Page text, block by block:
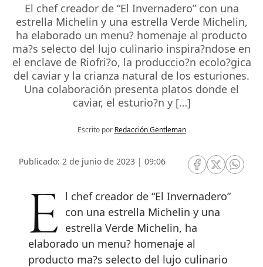
El chef creador de “El Invernadero” con una
estrella Michelin y una estrella Verde Michelin,
ha elaborado un menu? homenaje al producto
ma?s selecto del lujo culinario inspira?ndose en
el enclave de Riofri?o, la produccio?n ecolo?gica
del caviar y la crianza natural de los esturiones.
Una colaboración presenta platos donde el
caviar, el esturio?n y […]
Escrito por Redacción Gentleman
Publicado: 2 de junio de 2023 | 09:06
RRSS Facebook
RRSSRRSS
El chef creador de “El Invernadero” con una estrella Michelin y una
estrella Verde Michelin, ha
elaborado un menu? homenaje al
producto ma?s selecto del lujo culinario